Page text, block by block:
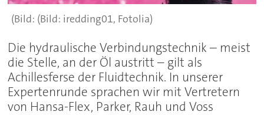
(Bild: iredding01, Fotolia)
Die hydraulische Verbindungstechnik – meist
die Stelle, an der Öl austritt – gilt als
Achillesferse der Fluidtechnik. In unserer
Expertenrunde sprachen wir mit Vertretern
von Hansa-Flex, Parker, Rauh und Voss